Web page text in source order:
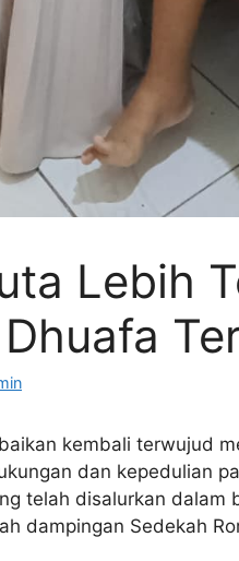
Lebih
kembali terwujud
dan kepedulian
telah disalurkan dalam
dampingan Sedekah